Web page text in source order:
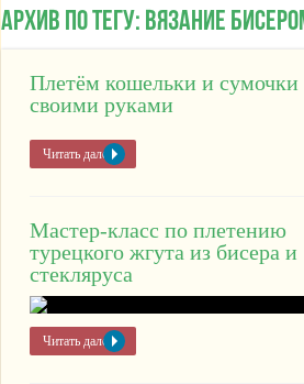
Архив по Тегу: Вязание
Плетём кошельки и сумочки
своими руками
Читать далее »
Мастер-класс по плетению
турецкого жгута из бисера и
стекляруса
Читать далее »